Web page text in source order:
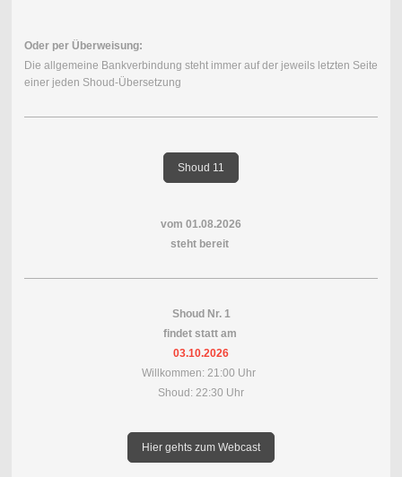
Oder per Überweisung:
Die allgemeine Bankverbindung steht immer auf der jeweils letzten Seite
einer jeden Shoud-Übersetzung
Shoud 11
vom 01.08.2026
steht bereit
Shoud Nr. 1
findet statt am
03.10.2026
Willkommen: 21:00 Uhr
Shoud: 22:30 Uhr
Hier gehts zum Webcast